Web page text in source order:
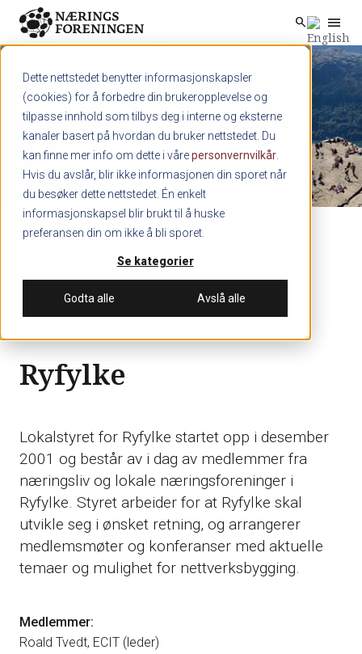
Dette nettstedet benytter informasjonskapsler
(cookies) for å forbedre din brukeropplevelse og
tilpasse innhold som tilbys deg i interne og eksterne
kanaler basert på hvordan du bruker nettstedet. Du
kan finne mer info om dette i vårepersonvernvilkår
Hvis du avslår, blir ikke informasjonen din sporet når
du besøker dette nettstedet. Én enkelt
informasjonskapsel blir brukt til å huske
preferansen din om ikke å bli sporet.
Se kategorier
Godta alle Avslå alle
Skip to main content
search
search menu
Fagråd og lokalstyrer
Ryfylke
Lokalstyret for Ryfylke startet opp i desember
2001 og består av i dag av medlemmer fra
næringsliv og lokale næringsforeninger i
Ryfylke. Styret arbeider for at Ryfylke skal
utvikle seg i ønsket retning, og arrangerer
medlemsmøter og konferanser med aktuelle
temaer og mulighet for nettverksbygging.
Medlemmer:
Roald Tvedt, ECIT (leder)